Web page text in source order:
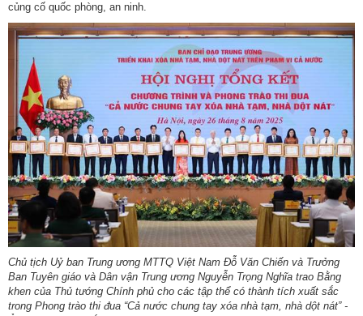
củng cố quốc phòng, an ninh.
Chủ tịch Uỷ ban Trung ương MTTQ Việt Nam Đỗ Văn Chiến và Trưởng
Ban Tuyên giáo và Dân vận Trung ương Nguyễn Trọng Nghĩa trao Bằng
khen của Thủ tướng Chính phủ cho các tập thể có thành tích xuất sắc
trong Phong trào thi đua “Cả nước chung tay xóa nhà tạm, nhà dột nát” -